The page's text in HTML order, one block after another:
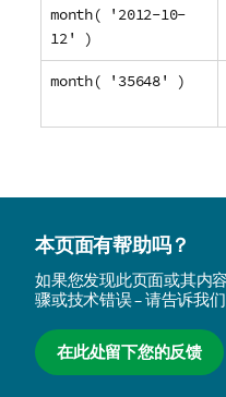
month( '2012-10-
12' )
month( '35648' )
本页面有帮助吗？
如果您发现此页面或其内
骤或技术错误 – 请告诉我们
在此处留下您的反馈